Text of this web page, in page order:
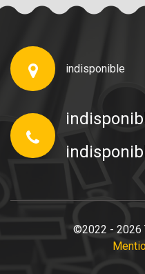
indisponible
©2022 - 2026